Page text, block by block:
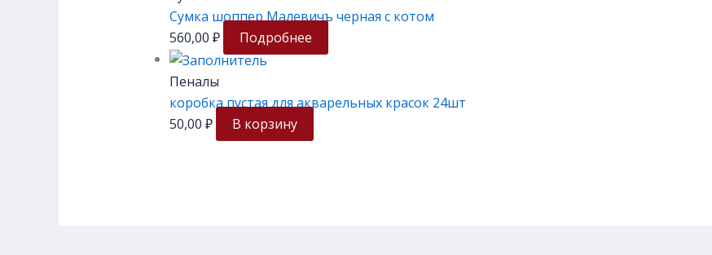
Сумка шоппер Малевичъ черная с котом
560,00 ₽ Подробнее
Пеналы
коробка пустая для акварельных красок 24шт
50,00 ₽ В корзину